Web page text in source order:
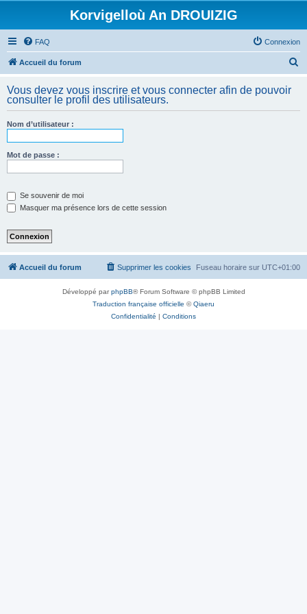
Korvigelloù An DROUIZIG
FAQ Connexion
Accueil du forum
h
Vous devez vous inscrire et vous connecter afin de pouvoir
consulter le profil des utilisateurs.
Nom d’utilisateur :
Mot de passe :
Se souvenir de moi
Masquer ma présence lors de cette session
Accueil du forum Fuseau horaire sur UTC+01:00
Supprimer les cookies
Développé parphpBB® Forum Software © phpBB Limited
Traduction française officielle ©Qiaeru
Confidentialité | Conditions